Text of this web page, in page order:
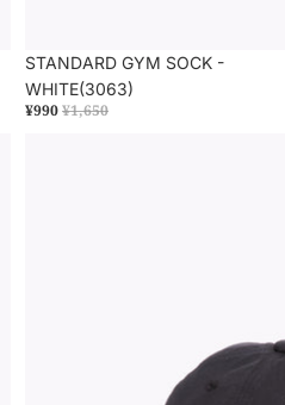
セール
STANDARD GYM SOCK -
WHITE(3063)
¥990¥1,650